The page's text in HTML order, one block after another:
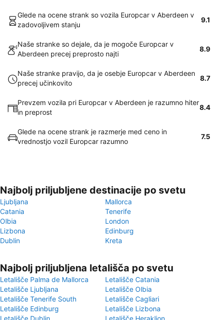
Glede na ocene strank so vozila Europcar v Aberdeen v
zadovoljivem stanju
9.1
Naše stranke so dejale, da je mogoče Europcar v
Aberdeen precej preprosto najti
8.9
Naše stranke pravijo, da je osebje Europcar v Aberdeen
precej učinkovito
8.7
Prevzem vozila pri Europcar v Aberdeen je razumno hiter
in preprost
8.4
Glede na ocene strank je razmerje med ceno in
vrednostjo vozil Europcar razumno
7.5
Najbolj priljubljene destinacije po svetu
Ljubljana
Mallorca
Catania
Tenerife
Olbia
London
Lizbona
Edinburg
Dublin
Kreta
Najbolj priljubljena letališča po svetu
Letališče Palma de Mallorca
Letališče Catania
Letališče Ljubljana
Letališče Olbia
Letališče Tenerife South
Letališče Cagliari
Letališče Edinburg
Letališče Lizbona
Letališče Dublin
Letališče Heraklion